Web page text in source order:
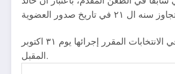
ويوجد ثلاث مرشحين على منصب نائب رئيس النادي وهم خالد زين و محسن عبد المسيح، إلى جانب سليمان ابو عريضة، و ذلك في الانتخابات المقرر إجرائها يوم ٣١ اكتوبر
المقبل.